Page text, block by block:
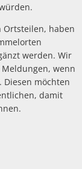
Ortsteilen, haben
werden. Wir
wenn
möchten
damit